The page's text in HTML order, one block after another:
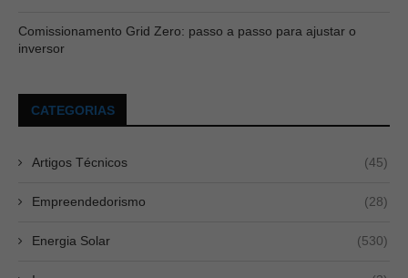
Comissionamento Grid Zero: passo a passo para ajustar o
inversor
CATEGORIAS
Artigos Técnicos (45)
Empreendedorismo (28)
Energia Solar (530)